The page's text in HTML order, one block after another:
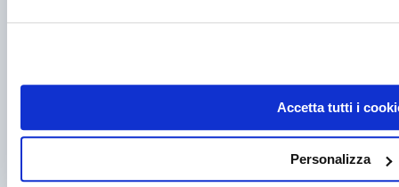
Accetta tutti i
Personalizza